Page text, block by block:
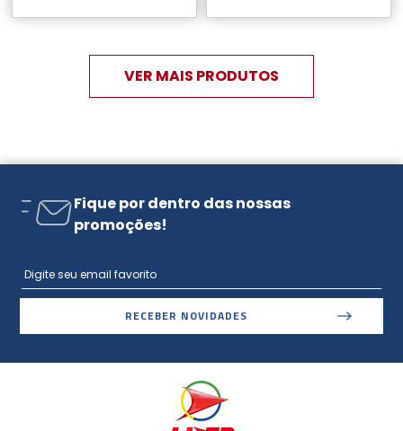
Fique por dentro das nossas
promoções!
RECEBER NOVIDADES